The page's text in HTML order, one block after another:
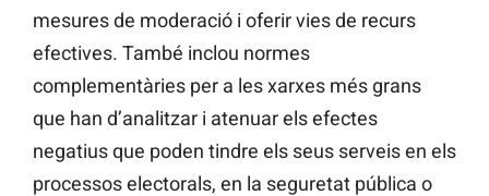
mesures de moderació i oferir vies de recurs
efectives. També inclou normes
complementàries per a les xarxes més grans
que han d’analitzar i atenuar els efectes
negatius que poden tindre els seus serveis en els
processos electorals, en la seguretat pública o